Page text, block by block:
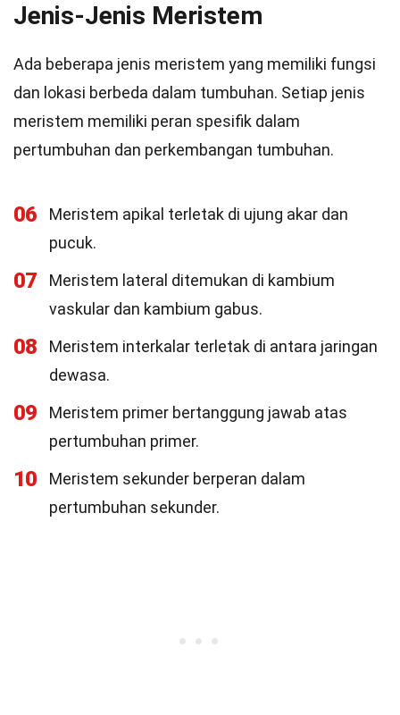
Jenis-Jenis Meristem
Ada beberapa jenis meristem yang memiliki fungsi
dan lokasi berbeda dalam tumbuhan. Setiap jenis
meristem memiliki peran spesifik dalam
pertumbuhan dan perkembangan tumbuhan.
06
Meristem apikal terletak di ujung akar dan
pucuk.
07
Meristem lateral ditemukan di kambium
vaskular dan kambium gabus.
08
Meristem interkalar terletak di antara jaringan
dewasa.
09
Meristem primer bertanggung jawab atas
pertumbuhan primer.
10
Meristem sekunder berperan dalam
pertumbuhan sekunder.